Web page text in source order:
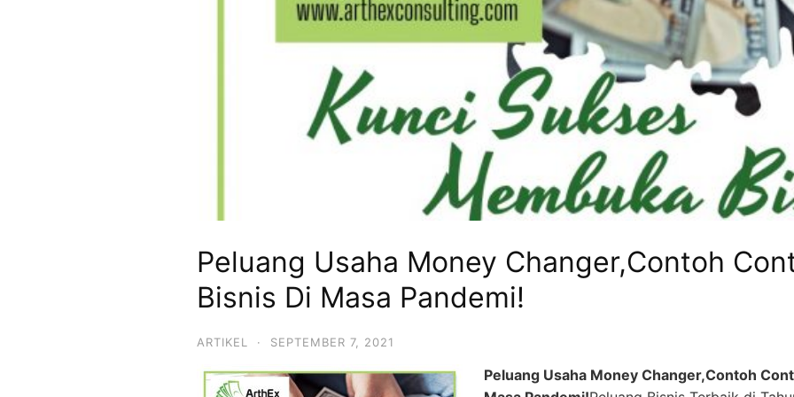
Peluang Usaha Money Changer,Contoh
Bisnis Di Masa Pandemi!
ARTIKEL · SEPTEMBER 7, 2021
Peluang Usaha Money Changer,Contoh